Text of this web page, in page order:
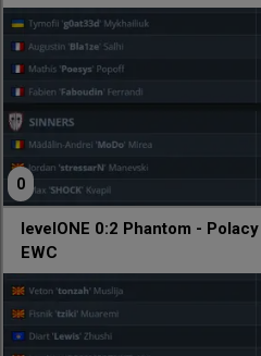
EWC
0
levelONE 0:2 Phantom -
EWC